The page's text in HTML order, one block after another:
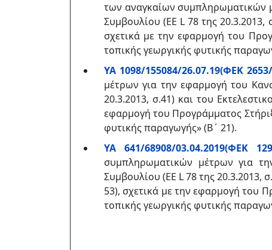
των αναγκαίων συμπληρωματικών
Συμβουλίου (ΕΕ L 78 της 20.3.2013,
σχετικά με την εφαρμογή του
τοπικής γεωργικής φυτικής
ΥΑ 1098/155084/26.07.19(ΦΕΚ
μέτρων για την εφαρμογή του
20.3.2013, σ.41) και του
εφαρμογή του Προγράμματος
φυτικής παραγωγής» (Β΄ 21).
ΥΑ 641/68908/03.04.2019(ΦΕΚ
συμπληρωματικών μέτρων για
Συμβουλίου (ΕΕ L 78 της 20.3.2013,
53), σχετικά με την εφαρμογή του
τοπικής γεωργικής φυτικής